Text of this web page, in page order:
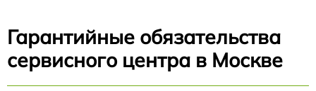
Гарантийные обязательства
сервисного центра в Москве